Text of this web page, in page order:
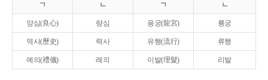
ㄱ ㄴ ㄱ ㄴ
양심(良心) 량심 용궁(龍宮) 룡궁
역사(歷史) 력사 유행(流行) 류행
예의(禮儀) 례의 이발(理髮) 리발